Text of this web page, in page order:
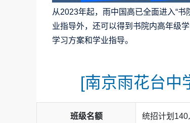
从2023年起，雨中国高已全面进入“
业指导外，还可以得到书院内高年级
学习方案和学业指导。
雨中国高生涯规划以学生的终身发展
二年来，历届毕业生被全球10多个国
[南京雨花台中
班级名额 统招计划140